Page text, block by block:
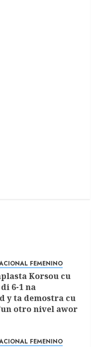
FEMENINO
Korsou cu
6-1 na
y ta demostra cu
otro nivel awor
FEMENINO